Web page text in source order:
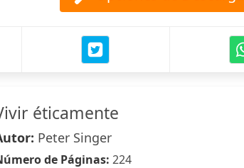
éticamente
Peter Singer
de Páginas: 224